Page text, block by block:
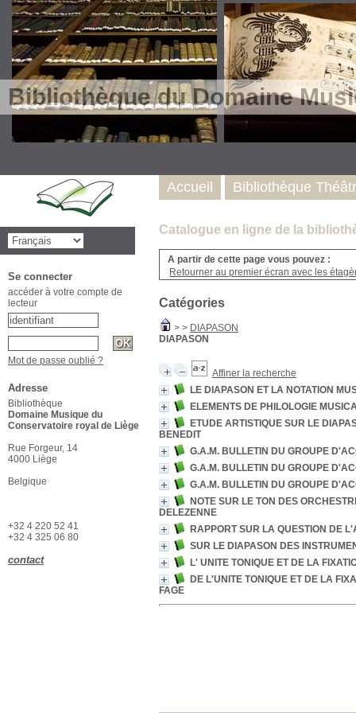
Bibliothèque du Domaine
Catalogue en ligne de la
A partir de cette page vous pouvez :
Retourner au premier écran avec les
Catégories
> > DIAPASON
DIAPASON
Affiner la recherche
LE DIAPASON ET LA NOTATION
ELEMENTS DE PHILOLOGIE
ETUDE ARTISTIQUE SUR LE
BENEDIT
G.A.M. BULLETIN DU GROUPE
G.A.M. BULLETIN DU GROUPE
G.A.M. BULLETIN DU GROUPE
NOTE SUR LE TON DES
DELEZENNE
RAPPORT SUR LA QUESTION DE
SUR LE DIAPASON DES
L' UNITE TONIQUE ET DE LA
DE L'UNITE TONIQUE ET DE LA
FAGE
Accueil Bibliothèque
Se connecter
accéder à votre compte de
lecteur
Mot de passe oublié ?
Adresse
Bibliothèque
Domaine Musique du
Conservatoire royal de Liège
Rue Forgeur, 14
4000 Liège
Belgique
+32 4 220 52 41
+32 4 325 06 80
contact